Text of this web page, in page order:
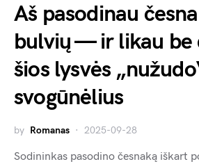
Aš pasodinau
bulvių — ir likau be
šios lysvės
svogūnėlius
by Romanas 2025-09-28
Sodininkas pasodino česnaką iškart